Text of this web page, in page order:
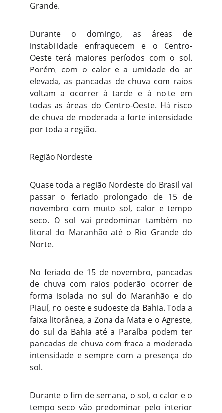
Grande.
Durante o domingo, as áreas de
instabilidade enfraquecem e o Centro-
Oeste terá maiores períodos com o sol.
Porém, com o calor e a umidade do ar
elevada, as pancadas de chuva com raios
voltam a ocorrer à tarde e à noite em
todas as áreas do Centro-Oeste. Há risco
de chuva de moderada a forte intensidade
por toda a região.
Região Nordeste
Quase toda a região Nordeste do Brasil vai
passar o feriado prolongado de 15 de
novembro com muito sol, calor e tempo
seco. O sol vai predominar também no
litoral do Maranhão até o Rio Grande do
Norte.
No feriado de 15 de novembro, pancadas
de chuva com raios poderão ocorrer de
forma isolada no sul do Maranhão e do
Piauí, no oeste e sudoeste da Bahia. Toda a
faixa litorânea, a Zona da Mata e o Agreste,
do sul da Bahia até a Paraíba podem ter
pancadas de chuva com fraca a moderada
intensidade e sempre com a presença do
sol.
Durante o fim de semana, o sol, o calor e o
tempo seco vão predominar pelo interior